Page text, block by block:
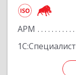
АРМ
1С:Специалист